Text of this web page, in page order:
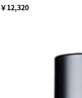
￥12,320